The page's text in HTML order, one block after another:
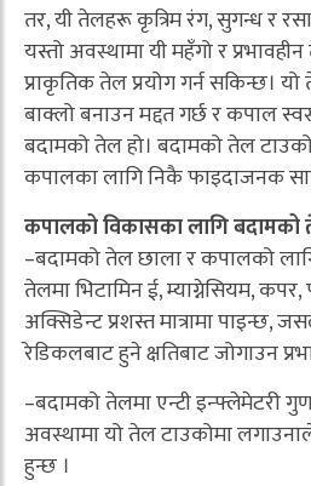
तर, यी तेलहरू कृत्रिम रंग, सुगन्ध र
यस्तो अवस्थामा यी महँगो र
प्राकृतिक तेल प्रयोग गर्न सकिन्छ।
बाक्लो बनाउन मद्दत गर्छ र कपाल
बदामको तेल हो। बदामको तेल
कपालका लागि निकै फाइदाजनक
कपालको विकासका लागि
–बदामको तेल छाला र कपालको
तेलमा भिटामिन ई, म्याग्नेसियम,
अक्सिडेन्ट प्रशस्त मात्रामा पाइन्छ,
रेडिकलबाट हुने क्षतिबाट जोगाउन
–बदामको तेलमा एन्टी इन्फ्लेमेटरी
अवस्थामा यो तेल टाउकोमा
हुन्छ ।